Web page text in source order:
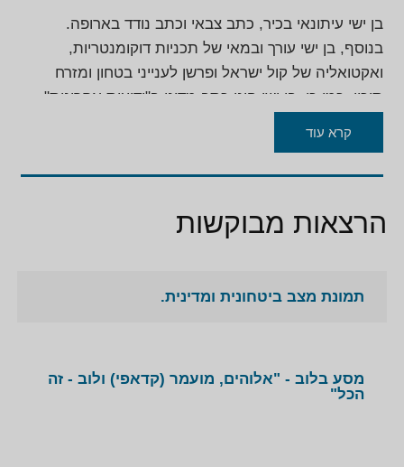
בן ישי עיתונאי בכיר, כתב צבאי וכתב נודד בארופה.
בנוסף, בן ישי עורך ובמאי של תכניות דוקומנטריות,
ואקטואליה של קול ישראל ופרשן לענייני בטחון ומזרח
תיכון. כמו כן, בן ישי הינו כתב מדיני ב"ידיעות אחרונות"
בן ישי הינו סא"ל (מיל') בצנחנים וקיבל צל"ש מאת
קרא עוד
הרצאות מבוקשות
תמונת מצב ביטחונית ומדינית.
מסע בלוב - "אלוהים, מועמר (קדאפי) ולוב - זה
הכל"